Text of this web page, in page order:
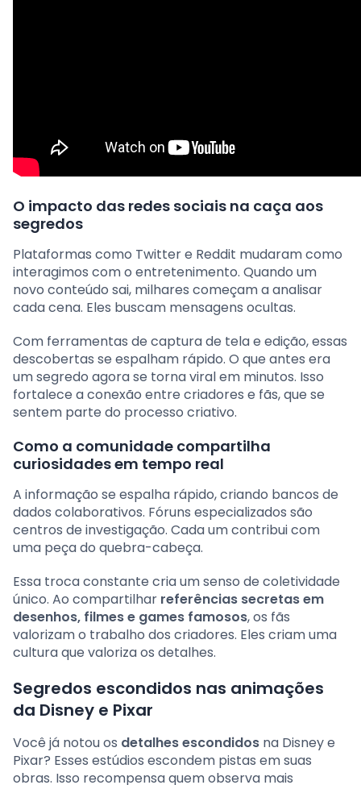
O impacto das redes sociais na caça aos
segredos
Plataformas como Twitter e Reddit mudaram como
interagimos com o entretenimento. Quando um
novo conteúdo sai, milhares começam a analisar
cada cena. Eles buscam mensagens ocultas.
Com ferramentas de captura de tela e edição, essas
descobertas se espalham rápido. O que antes era
um segredo agora se torna viral em minutos. Isso
fortalece a conexão entre criadores e fãs, que se
sentem parte do processo criativo.
Como a comunidade compartilha
curiosidades em tempo real
A informação se espalha rápido, criando bancos de
dados colaborativos. Fóruns especializados são
centros de investigação. Cada um contribui com
uma peça do quebra-cabeça.
Essa troca constante cria um senso de coletividade
único. Ao compartilhar referências secretas em
desenhos, filmes e games famosos, os fãs
valorizam o trabalho dos criadores. Eles criam uma
cultura que valoriza os detalhes.
Segredos escondidos nas animações
da Disney e Pixar
Você já notou os detalhes escondidos na Disney e
Pixar? Esses estúdios escondem pistas em suas
obras. Isso recompensa quem observa mais